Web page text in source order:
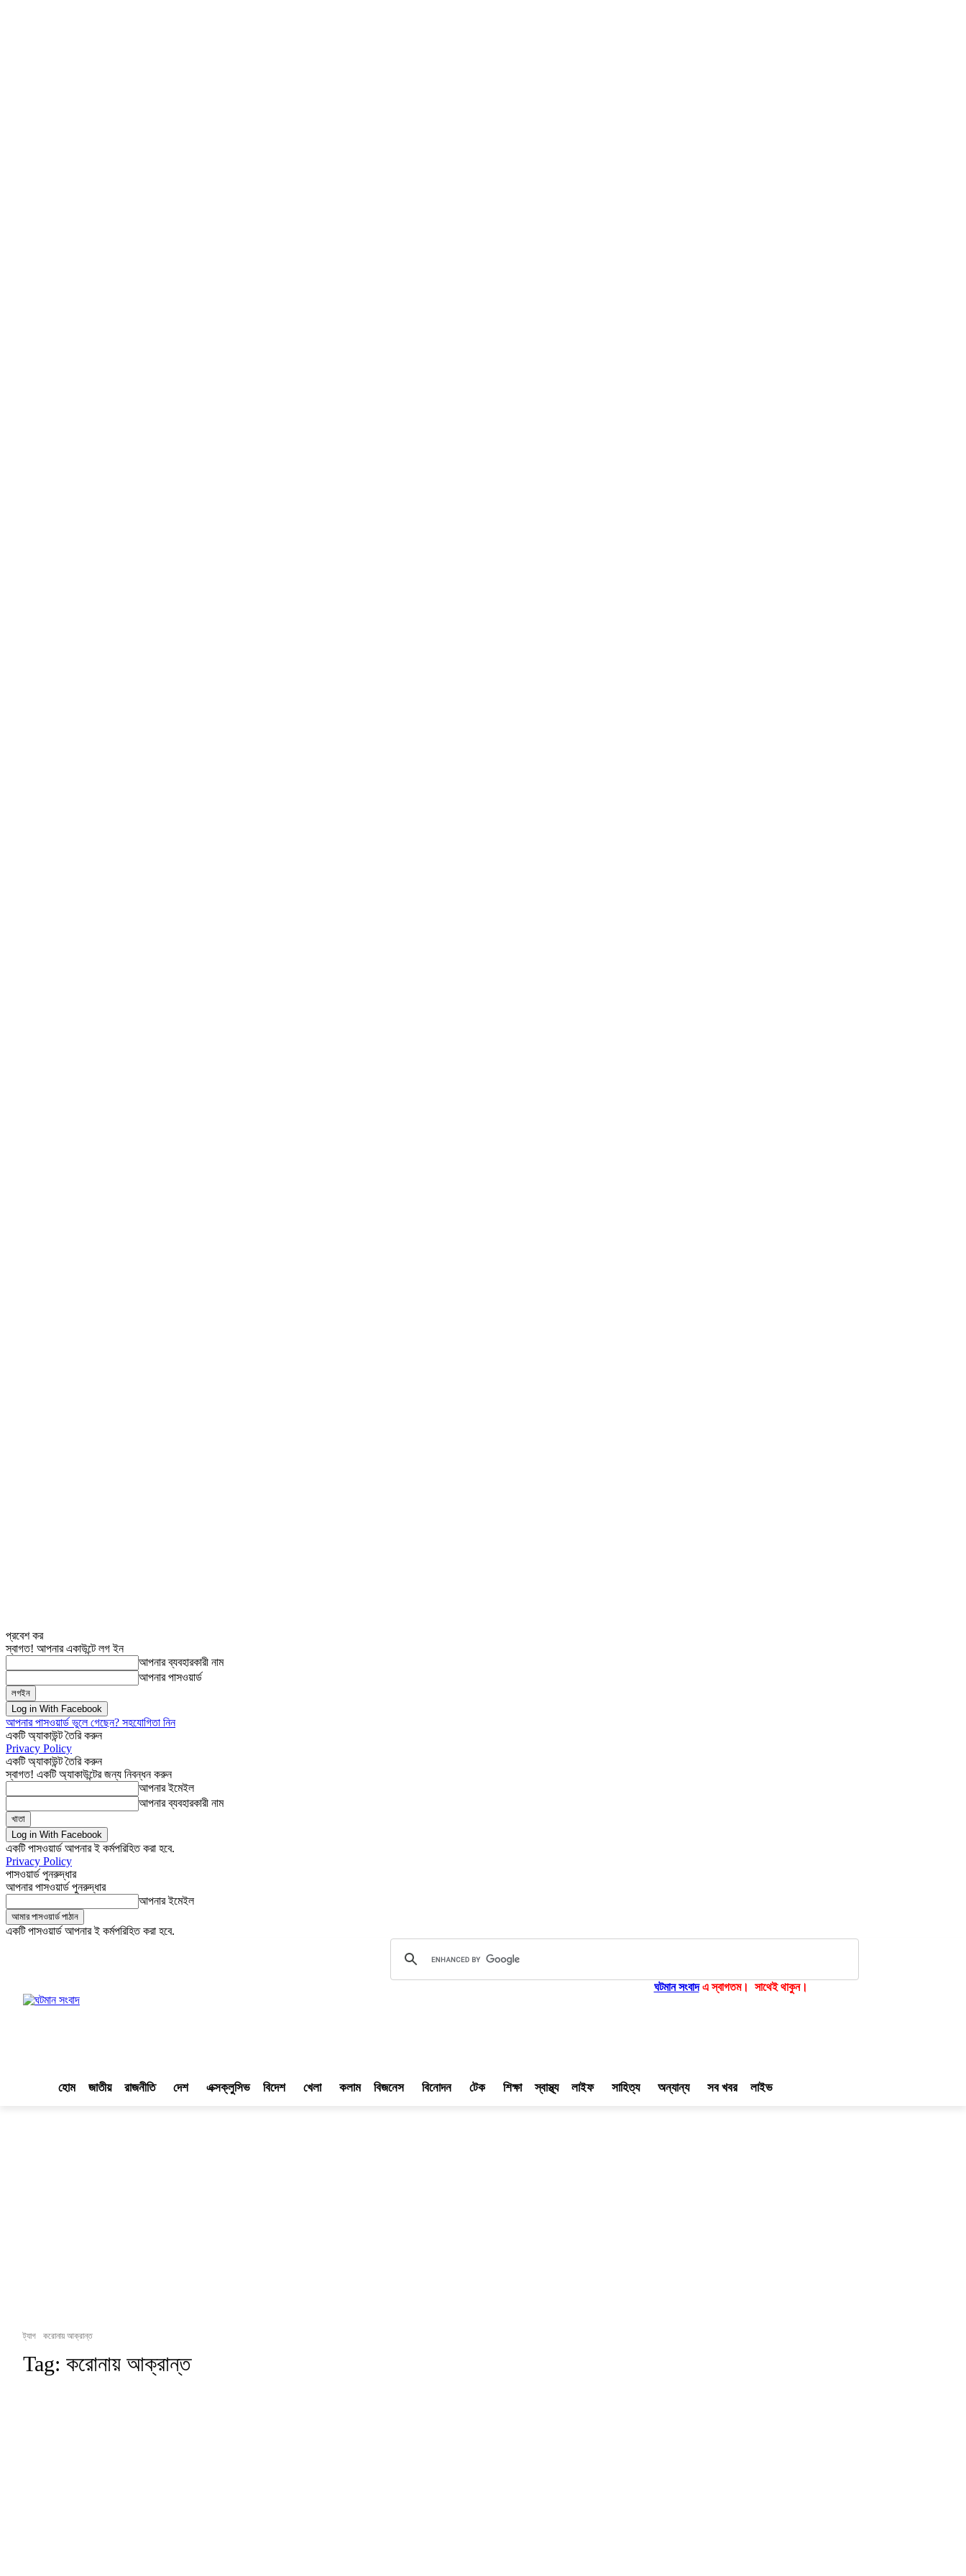
প্রবেশ কর
স্বাগত! আপনার একাউন্টে লগ ইন
আপনার ব্যবহারকারী নাম
আপনার পাসওয়ার্ড
Log in With Facebook
আপনার পাসওয়ার্ড ভুলে গেছেন? সহযোগিতা নিন
একটি অ্যাকাউন্ট তৈরি করুন
Privacy Policy
একটি অ্যাকাউন্ট তৈরি করুন
স্বাগত! একটি অ্যাকাউন্টের জন্য নিবন্ধন করুন
আপনার ইমেইল
আপনার ব্যবহারকারী নাম
Log in With Facebook
একটি পাসওয়ার্ড আপনার ই কর্মপরিহিত করা হবে.
Privacy Policy
পাসওয়ার্ড পুনরুদ্ধার
আপনার পাসওয়ার্ড পুনরুদ্ধার
আপনার ইমেইল
একটি পাসওয়ার্ড আপনার ই কর্মপরিহিত করা হবে.
ঘটমান সংবাদএ স্বাগতম। সাথেই থাকুন।
হোম জাতীয় রাজনীতি দেশ এক্সক্লুসিভ বিদেশ খেলা কলাম বিজনেস বিনোদন টেক শিক্ষা স্বাস্থ্য লাইফ সাহিত্য অন্যান্য সব খবর লাইভ
ট্যাগ করোনায় আক্রান্ত
Tag: করোনায় আক্রান্ত